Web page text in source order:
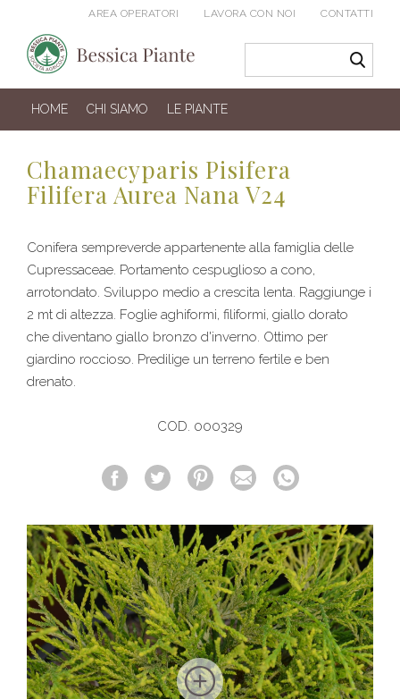
AREA OPERATORI LAVORA CON NOI CONTATTI
HOME CHI SIAMO LE PIANTE
Chamaecyparis Pisifera
Filifera Aurea Nana V24
Conifera sempreverde appartenente alla famiglia delle
Cupressaceae. Portamento cespuglioso a cono,
arrotondato. Sviluppo medio a crescita lenta. Raggiunge i
2 mt di altezza. Foglie aghiformi, filiformi, giallo dorato
che diventano giallo bronzo d'inverno. Ottimo per
giardino roccioso. Predilige un terreno fertile e ben
drenato.
COD. 000329